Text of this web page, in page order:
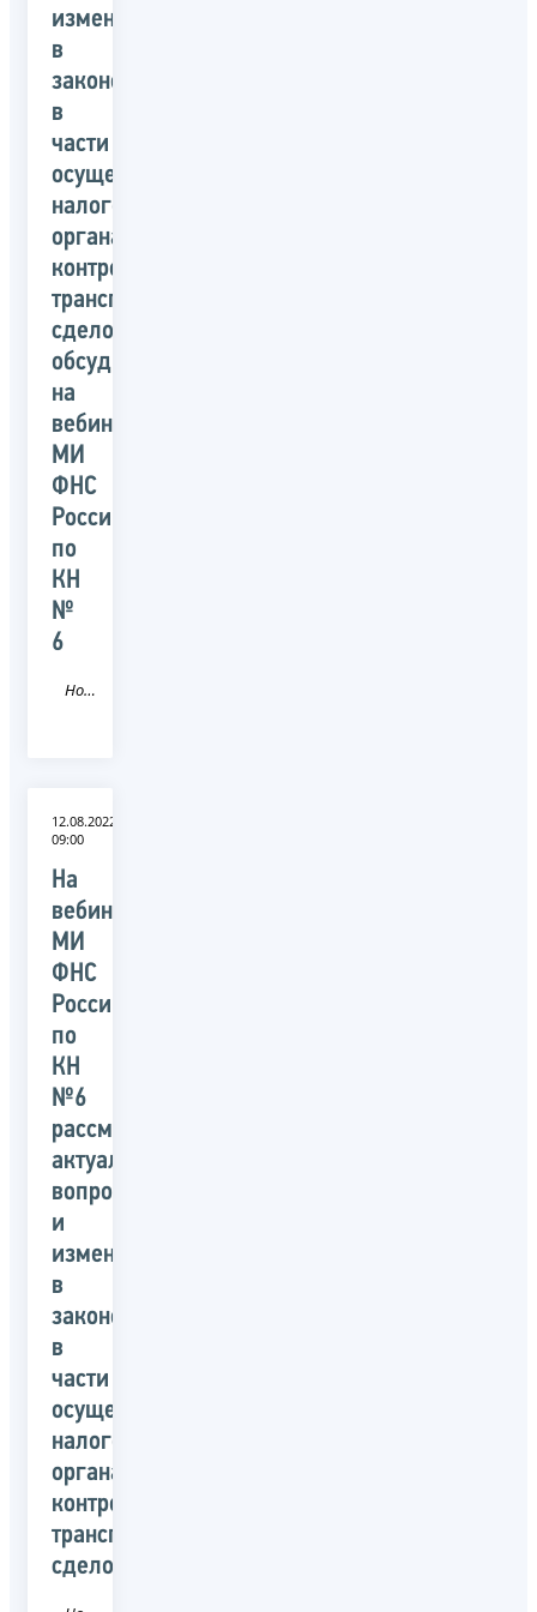
изменения
в
законодательстве
в
части
осуществления
налоговыми
органами
контроля
трансграничных
сделок
обсудили
на
вебинаре
МИ
ФНС
России
по
КН
№
6
Новость
12.08.2022
09:00
На
вебинаре
МИ
ФНС
России
по
КН
№6
рассмотрят
актуальные
вопросы
и
изменения
в
законодательстве
в
части
осуществления
налоговыми
органами
контроля
трансграничных
сделок